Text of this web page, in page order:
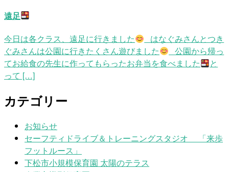
遠足
今日は各クラス、遠足に行きました
はなぐみさんとつき
ぐみさんは公園に行きたくさん遊びました
公園から帰っ
てお給食の先生に作ってもらったお弁当を食べました
と
って […]
カテゴリー
お知らせ
セーフティドライブ＆トレーニングスタジオ 「来歩
フットルース」
下松市小規模保育園 太陽のテラス